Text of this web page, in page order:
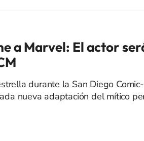
a Marvel: El actor
durante la San Diego
nueva adaptación del mítico